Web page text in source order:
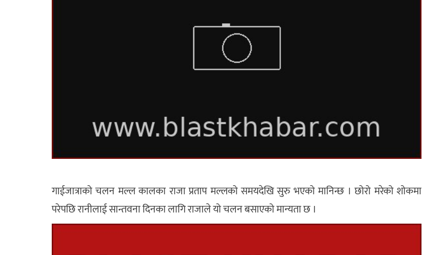
गाईजात्राको चलन मल्ल कालका राजा प्रताप मल्लको समयदेखि सुरु भएको मानिन्छ । छोरो मरेको शोकमा
परेपछि रानीलाई सान्तवना दिनका लागि राजाले यो चलन बसाएको मान्यता छ ।